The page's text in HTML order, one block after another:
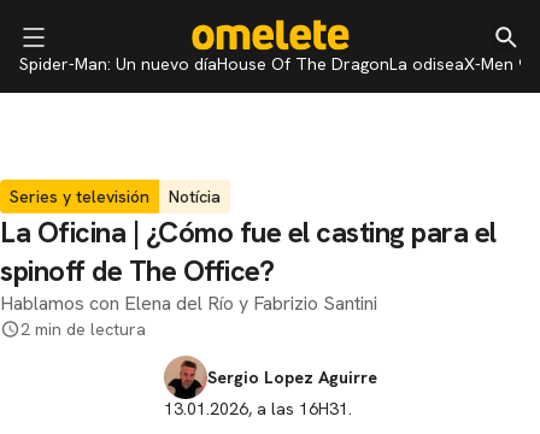
Spider-Man: Un nuevo díaHouse Of The DragonLa odiseaX-Men 97
Series y televisión Notícia
La Oficina | ¿Cómo fue el casting para el
spinoff de The Office?
Hablamos con Elena del Río y Fabrizio Santini
2 min de lectura
Sergio Lopez Aguirre
13.01.2026, a las 16H31.